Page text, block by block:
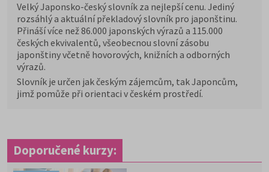
Velký Japonsko-český slovník za nejlepší cenu. Jediný
rozsáhlý a aktuální překladový slovník pro japonštinu.
Přináší více než 86.000 japonských výrazů a 115.000
českých ekvivalentů, všeobecnou slovní zásobu
japonštiny včetně hovorových, knižních a odborných
výrazů.
Slovník je určen jak českým zájemcům, tak Japoncům,
jimž pomůže při orientaci v českém prostředí.
Doporučené kurzy: